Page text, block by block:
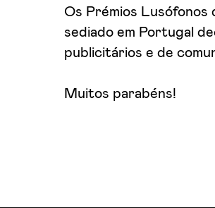
Os Prémios
sediado em Portugal
publicitários e de
Muitos parabéns!